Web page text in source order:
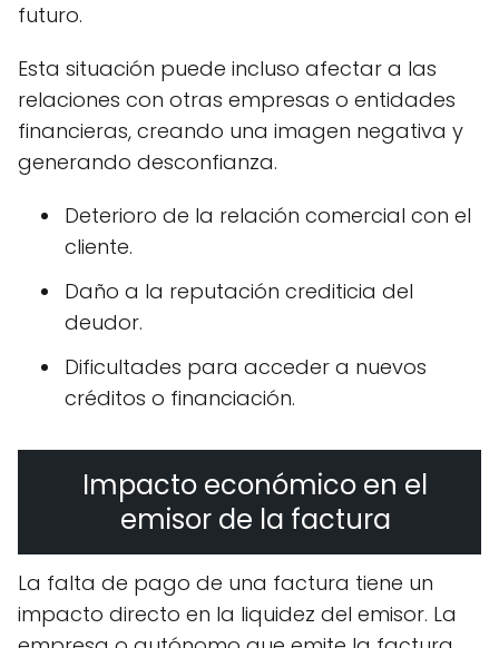
futuro.
Esta situación puede incluso afectar a las
relaciones con otras empresas o entidades
financieras, creando una imagen negativa y
generando desconfianza.
Deterioro de la relación comercial con el
cliente.
Daño a la reputación crediticia del
deudor.
Dificultades para acceder a nuevos
créditos o financiación.
Impacto económico en el
emisor de la factura
La falta de pago de una factura tiene un
impacto directo en la liquidez del emisor. La